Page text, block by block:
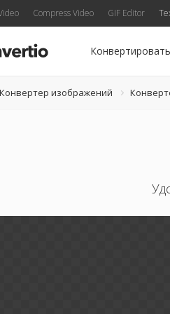
Compress Video GIF Editor
Конвертировать
Конвертер изображений